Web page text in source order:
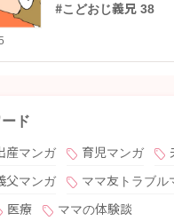
#こどおじ義兄 38
ド
産マンガ 育児マンガ
父マンガ
ママ友トラブル
医療 ママの体験談